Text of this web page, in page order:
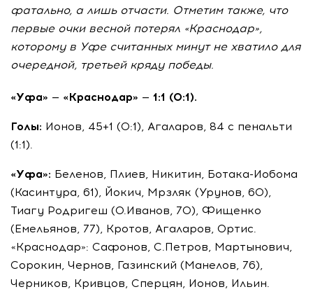
фатально, а лишь отчасти. Отметим также, что
первые очки весной потерял «Краснодар»,
которому в Уфе считанных минут не хватило для
очередной, третьей кряду победы.
«Уфа» — «Краснодар» — 1:1 (0:1).
Голы: Ионов, 45+1 (0:1), Агаларов, 84 с пенальти
(1:1).
«Уфа»: Беленов, Плиев, Никитин, Ботака-Иобома
(Касинтура, 61), Йокич, Мрзляк (Урунов, 60),
Тиагу Родригеш (О.Иванов, 70), Фищенко
(Емельянов, 77), Кротов, Агаларов, Ортис.
«Краснодар»: Сафонов, С.Петров, Мартынович,
Сорокин, Чернов, Газинский (Манелов, 76),
Черников, Кривцов, Сперцян, Ионов, Ильин.